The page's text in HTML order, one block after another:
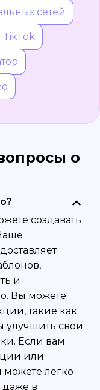
сетей
о
создавать
и
Вы можете
такие как
улучшить свои
Если вам
или
легко
в